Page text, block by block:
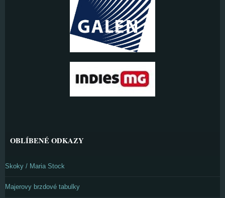
OBLÍBENÉ ODKAZY
Skoky / Maria Stock
Majerovy brzdové tabulky